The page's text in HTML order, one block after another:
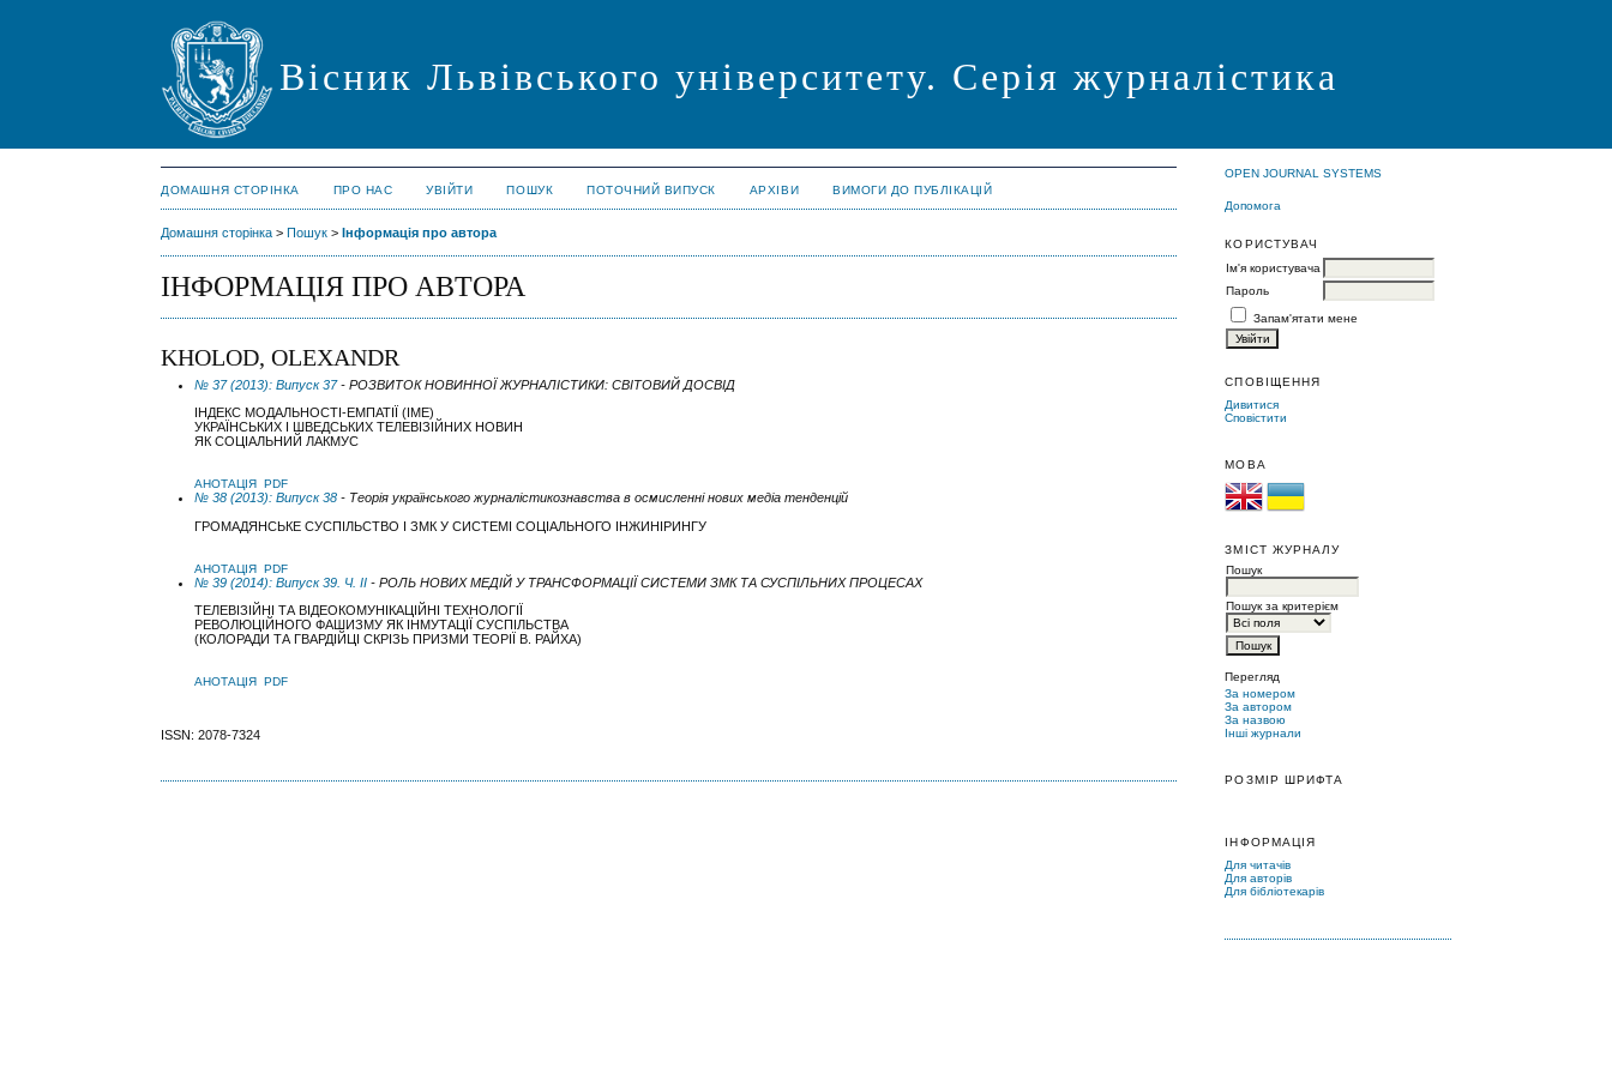
Вісник Львівського університету. Серія журналістика
OPEN JOURNAL SYSTEMS
Допомога
КОРИСТУВАЧ
Ім'я користувача
Пароль
Запам'ятати мене
СПОВІЩЕННЯ
Дивитися
Сповістити
МОВА
ЗМІСТ ЖУРНАЛУ
Пошук
Пошук за критерієм
Перегляд
За номером
За автором
За назвою
Інші журнали
РОЗМІР ШРИФТА
ІНФОРМАЦІЯ
Для читачів
Для авторів
Для бібліотекарів
ДОМАШНЯ СТОРІНКА ПРО НАС УВІЙТИ ПОШУК ПОТОЧНИЙ ВИПУСК АРХІВИ ВИМОГИ ДО ПУБЛІКАЦІЙ
Домашня сторінка >Пошук >Інформація про автора
ІНФОРМАЦІЯ ПРО АВТОРА
KHOLOD, OLEXANDR
№ 37 (2013): Випуск 37- РОЗВИТОК НОВИННОЇ ЖУРНАЛІСТИКИ: СВІТОВИЙ ДОСВІД
ІНДЕКС МОДАЛЬНОСТІ-ЕМПАТІЇ (ІМЕ)
УКРАЇНСЬКИХ І ШВЕДСЬКИХ ТЕЛЕВІЗІЙНИХ НОВИН
ЯК СОЦІАЛЬНИЙ ЛАКМУС
АНОТАЦІЯ PDF
№ 38 (2013): Випуск 38 - Теорія українського журналістикознавства в осмисленні нових медіа тенденцій
ГРОМАДЯНСЬКЕ СУСПІЛЬСТВО І ЗМК У СИСТЕМІ СОЦІАЛЬНОГО ІНЖИНІРИНГУ
АНОТАЦІЯ PDF
№ 39 (2014): Випуск 39. Ч. ІІ - РОЛЬ НОВИХ МЕДІЙ У ТРАНСФОРМАЦІЇ СИСТЕМИ ЗМК ТА СУСПІЛЬНИХ ПРОЦЕСАХ
ТЕЛЕВІЗІЙНІ ТА ВІДЕОКОМУНІКАЦІЙНІ ТЕХНОЛОГІЇ
РЕВОЛЮЦІЙНОГО ФАШИЗМУ ЯК ІНМУТАЦІЇ СУСПІЛЬСТВА
(КОЛОРАДИ ТА ГВАРДІЙЦІ СКРІЗЬ ПРИЗМИ ТЕОРІЇ В. РАЙХА)
АНОТАЦІЯ PDF
ISSN: 2078-7324